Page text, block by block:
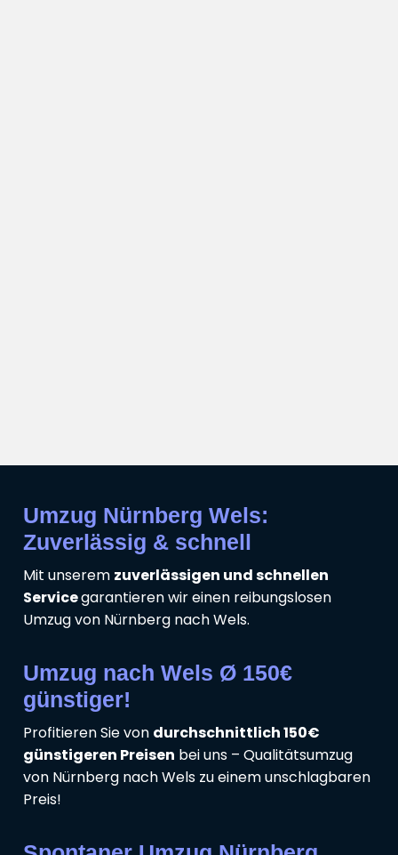
Umzug Nürnberg Wels:
Zuverlässig & schnell
Mit unserem zuverlässigen und schnellen
Servicegarantieren wir einen reibungslosen
Umzug von Nürnberg nach Wels.
Umzug nach Wels Ø 150€
günstiger!
Profitieren Sie von durchschnittlich 150€
günstigeren Preisen bei uns – Qualitätsumzug
von Nürnberg nach Wels zu einem unschlagbaren
Preis!